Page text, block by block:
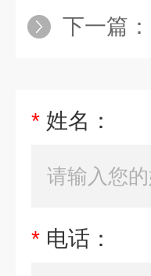
下一篇：
* 姓名：
* 电话：